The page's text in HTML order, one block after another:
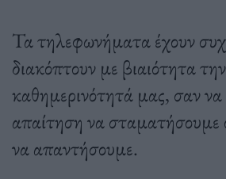
Τα τηλεφωνήματα έχουν
διακόπτουν με βιαιότητα την
καθημερινότητά μας, σαν να
απαίτηση να σταματήσουμε
να απαντήσουμε.